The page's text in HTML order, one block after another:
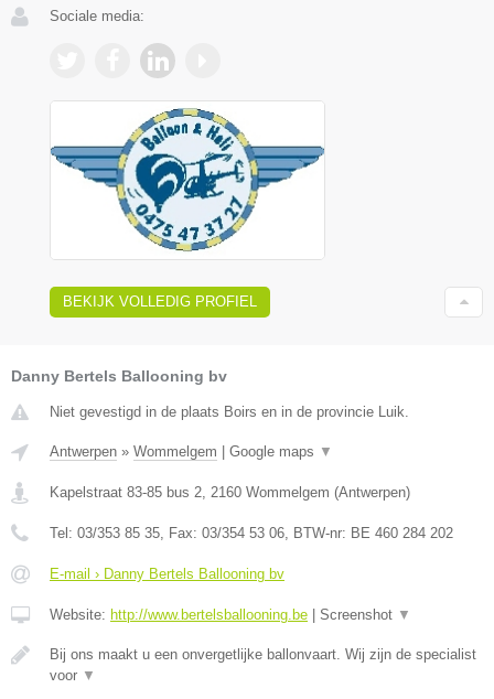
Sociale media:
BEKIJK VOLLEDIG PROFIEL
Danny Bertels Ballooning bv
Niet gevestigd in de plaats Boirs en in de provincie Luik.
Antwerpen » Wommelgem Google maps ▼
Kapelstraat 83-85 bus 2 2160 Wommelgem (Antwerpen)
Tel: 03/353 85 35 , Fax: 03/354 53 06 , BTW-nr: BE 460 284 202
E-mail › Danny Bertels Ballooning bv
Website: http://www.bertelsballooning.be Screenshot ▼
Bij ons maakt u een onvergetlijke ballonvaart. Wij zijn de specialist
voor ▼